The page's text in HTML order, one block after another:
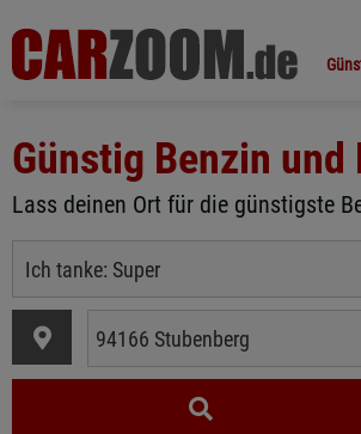
Günstig Benzin und
Lass deinen Ort für die günstigste